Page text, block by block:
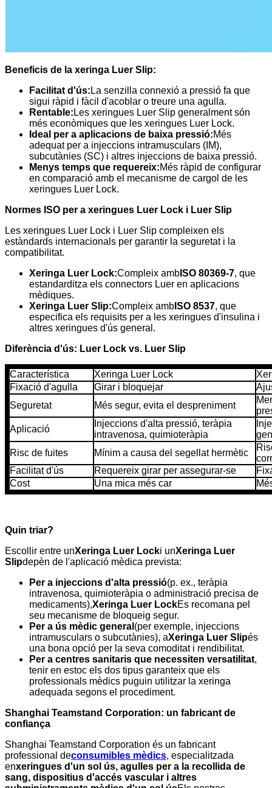
Beneficis de la xeringa Luer Slip:
Facilitat d'ús: La senzilla connexió a pressió fa que
sigui ràpid i fàcil d'acoblar o treure una agulla.
Rentable: Les xeringues Luer Slip generalment són
més econòmiques que les xeringues Luer Lock.
Ideal per a aplicacions de baixa pressió:Més
adequat per a injeccions intramusculars (IM),
subcutànies (SC) i altres injeccions de baixa pressió.
Menys temps que requereix:Més ràpid de configurar
en comparació amb el mecanisme de cargol de les
xeringues Luer Lock.
Normes ISO per a xeringues Luer Lock i Luer Slip
Les xeringues Luer Lock i Luer Slip compleixen els
estàndards internacionals per garantir la seguretat i la
compatibilitat.
Xeringa Luer Lock:Compleix amb ISO 80369-7, que
estandarditza els connectors Luer en aplicacions
mèdiques.
Xeringa Luer Slip:Compleix amb ISO 8537, que
especifica els requisits per a les xeringues d'insulina i
altres xeringues d'ús general.
Diferència d'ús: Luer Lock vs. Luer Slip
Característica Xeringa Luer Lock
Fixació d'agulla
Girar i bloquejar
Seguretat
Més segur, evita el despreniment
Aplicació
Injeccions d'alta pressió, teràpia
intravenosa, quimioteràpia
Risc de fuites
Mínim a causa del segellat hermètic
Facilitat d'ús
Requereix girar per assegurar-se
Cost
Una mica més car
Quin triar?
Escollir entre unXeringa Luer Locki unXeringa Luer
Slipdepèn de l'aplicació mèdica prevista:
Per a injeccions d'alta pressió(p. ex., teràpia
intravenosa, quimioteràpia o administració precisa de
medicaments),Xeringa Luer LockEs recomana pel
seu mecanisme de bloqueig segur.
Per a ús mèdic general (per exemple, injeccions
intramusculars o subcutànies), aXeringa Luer Slipés
una bona opció per la seva comoditat i rendibilitat.
Per a centres sanitaris que necessiten versatilitat,
tenir en estoc els dos tipus garanteix que els
professionals mèdics puguin utilitzar la xeringa
adequada segons el procediment.
Shanghai Teamstand Corporation: un fabricant de
confiança
Shanghai Teamstand Corporation és un fabricant
professional deconsumibles mèdics, especialitzada
enxeringues d'un sol ús, agulles per a la recollida de
sang, dispositius d'accés vascular i altres